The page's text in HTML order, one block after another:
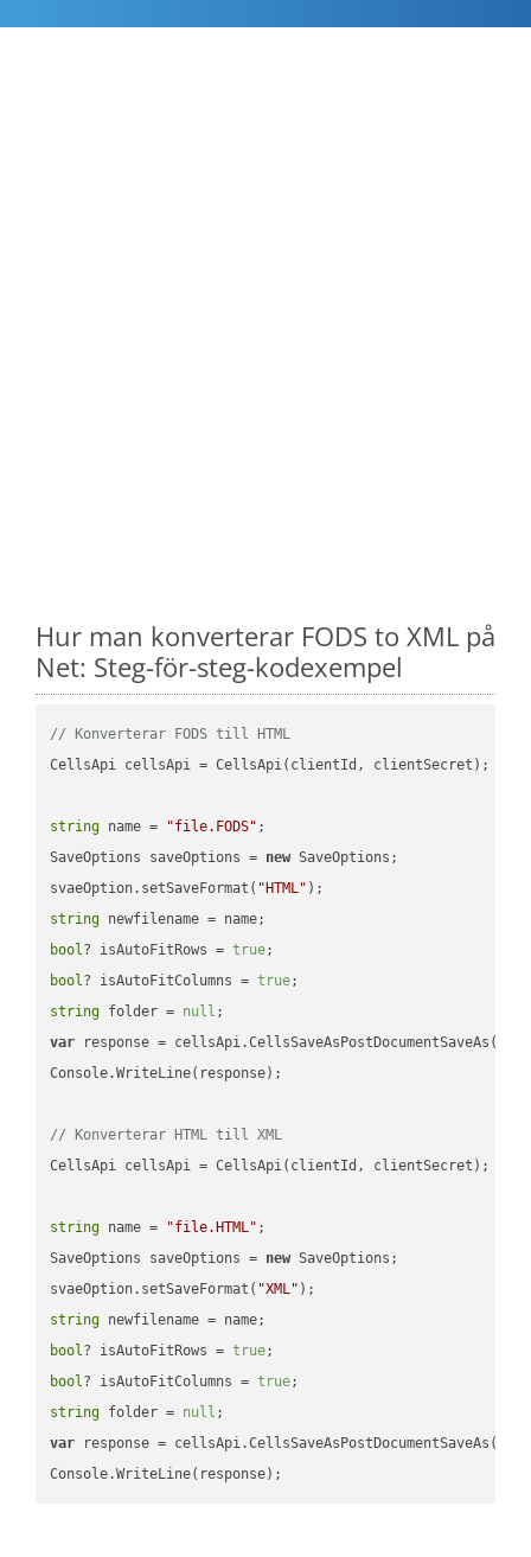
Hur man konverterar FODS to XML på
Net: Steg-för-steg-kodexempel
// Konverterar FODS till HTML
CellsApi cellsApi = CellsApi(clientId, clientSecret);
string name = "file.FODS" ;
SaveOptions saveOptions = new SaveOptions;
svaeOption.setSaveFormat( "HTML"
string
bool? isAutoFitRows = true
bool? isAutoFitColumns = true
string folder = null
var response =
Console.WriteLine(response);
// Konverterar HTML till XML
CellsApi cellsApi = CellsApi(clientId, clientSecret);
string name = "file.HTML" ;
SaveOptions saveOptions = new SaveOptions;
svaeOption.setSaveFormat( "XML"
string
bool? isAutoFitRows = true
bool? isAutoFitColumns = true
string folder = null
var response =